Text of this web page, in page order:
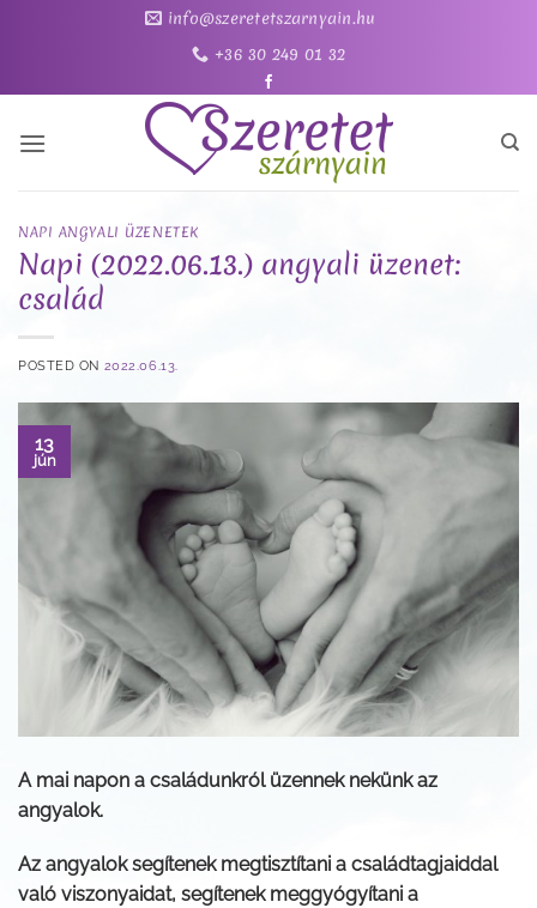
info@szeretetszarnyain.hu
+36 30 249 01 32
NAPI ANGYALI ÜZENETEK
Napi (2022.06.13.) angyali üzenet:
család
POSTED ON 2022.06.13.
13
jún
A mai napon a családunkról üzennek nekünk az
angyalok.
Az angyalok segítenek megtisztítani a családtagjaiddal
való viszonyaidat, segítenek meggyógyítani a